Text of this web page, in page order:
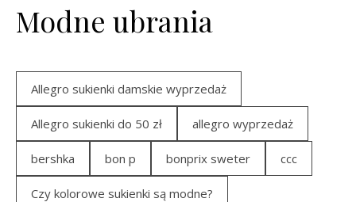
Modne ubrania
Allegro sukienki damskie wyprzedaż
Allegro sukienki do 50 zł allegro wyprzedaż
bershka bon p bonprix sweter ccc
Czy kolorowe sukienki są modne?